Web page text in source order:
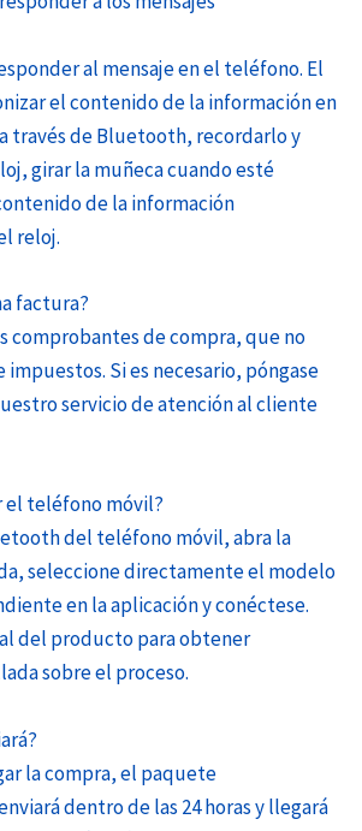
al mensaje en el teléfono. El
el contenido de la información en
través de Bluetooth, recordarlo y
girar la muñeca cuando esté
de la información
reloj.
factura?
comprobantes de compra, que no
Si es necesario, póngase
servicio de atención al cliente
el teléfono móvil?
del teléfono móvil, abra la
seleccione directamente el modelo
en la aplicación y conéctese.
del producto para obtener
sobre el proceso.
la compra, el paquete
dentro de las 24 horas y llegará